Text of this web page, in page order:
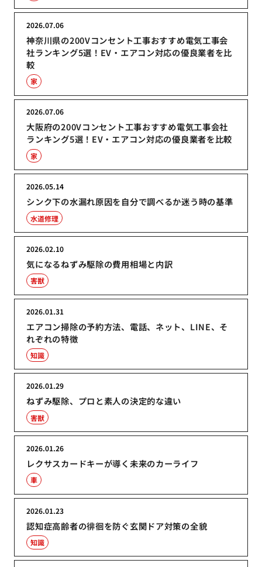
神奈川県の200Vコンセント工事おすすめ電気工事会
社ランキング5選！EV・エアコン対応の優良業者を比
較
2026.07.06
家
大阪府の200Vコンセント工事おすすめ電気工事会社
ランキング5選！EV・エアコン対応の優良業者を比較
2026.07.06
家
シンク下の水漏れ原因を自分で調べるか迷う時の基準
2026.05.14
水道修理
気になるねずみ駆除の費用相場と内訳
2026.02.10
害獣
エアコン掃除の予約方法、電話、ネット、LINE、そ
れぞれの特徴
2026.01.31
知識
ねずみ駆除、プロと素人の決定的な違い
2026.01.29
害獣
レクサスカードキーが導く未来のカーライフ
2026.01.26
車
認知症高齢者の徘徊を防ぐ玄関ドア対策の全貌
2026.01.23
知識